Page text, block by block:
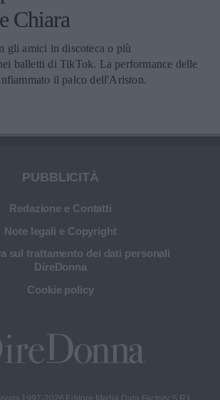
Chiara
gli amici in discoteca o più
balletti di TikTok. La performance delle
il palco dell'Ariston.
PUBBLICITÀ
Redazione e Contatti
Note legali e Copyright
sul trattamento dei dati personali
DireDonna
Cookie policy